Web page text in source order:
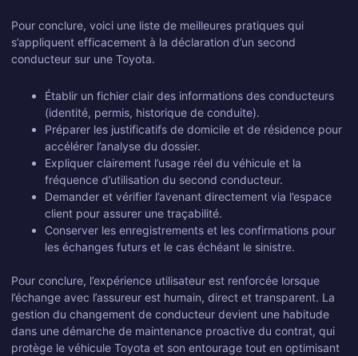
Pour conclure, voici une liste de meilleures pratiques qui
s’appliquent efficacement à la déclaration d’un second
conducteur sur une Toyota.
Établir un fichier clair des informations des conducteurs
(identité, permis, historique de conduite).
Préparer les justificatifs de domicile et de résidence pour
accélérer l’analyse du dossier.
Expliquer clairement l’usage réel du véhicule et la
fréquence d’utilisation du second conducteur.
Demander et vérifier l’avenant directement via l’espace
client pour assurer une traçabilité.
Conserver les enregistrements et les confirmations pour
les échanges futurs et le cas échéant le sinistre.
Pour conclure, l’expérience utilisateur est renforcée lorsque
l’échange avec l’assureur est humain, direct et transparent. La
gestion du changement de conducteur devient une habitude
dans une démarche de maintenance proactive du contrat, qui
protège le véhicule Toyota et son entourage tout en optimisant